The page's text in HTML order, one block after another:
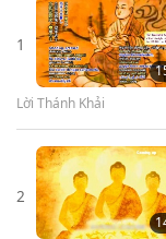
1
Lời Thánh Khải
2